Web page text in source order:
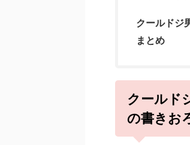
クールドジ
まとめ
クールド
の書きお